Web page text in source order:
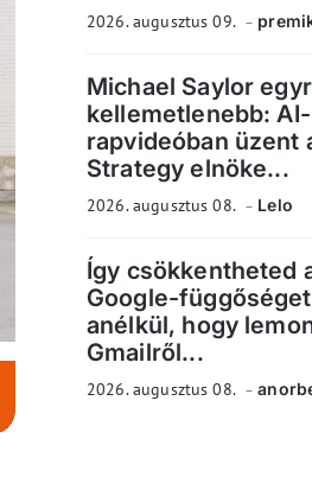
2026. augusztus 09.
Michael Saylor
kellemetlenebb: AI-
rapvideóban üzent
Strategy elnöke...
2026. augusztus 08. Lelo
Így csökkentheted
Google-függőséget
anélkül, hogy
Gmailről...
2026. augusztus 08.